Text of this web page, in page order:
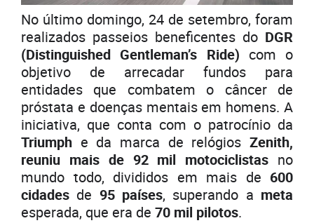
No último domingo, 24 de setembro, foram
realizados passeios beneficentes do DGR
(Distinguished Gentleman’s Ride) com o
objetivo de arrecadar fundos para
entidades que combatem o câncer de
próstata e doenças mentais em homens. A
iniciativa, que conta com o patrocínio da
Triumph e da marca de relógios Zenith,
reuniu mais de 92 mil motociclistas no
mundo todo, divididos em mais de 600
cidades de 95 países, superando a meta
esperada, que era de 70 mil pilotos.